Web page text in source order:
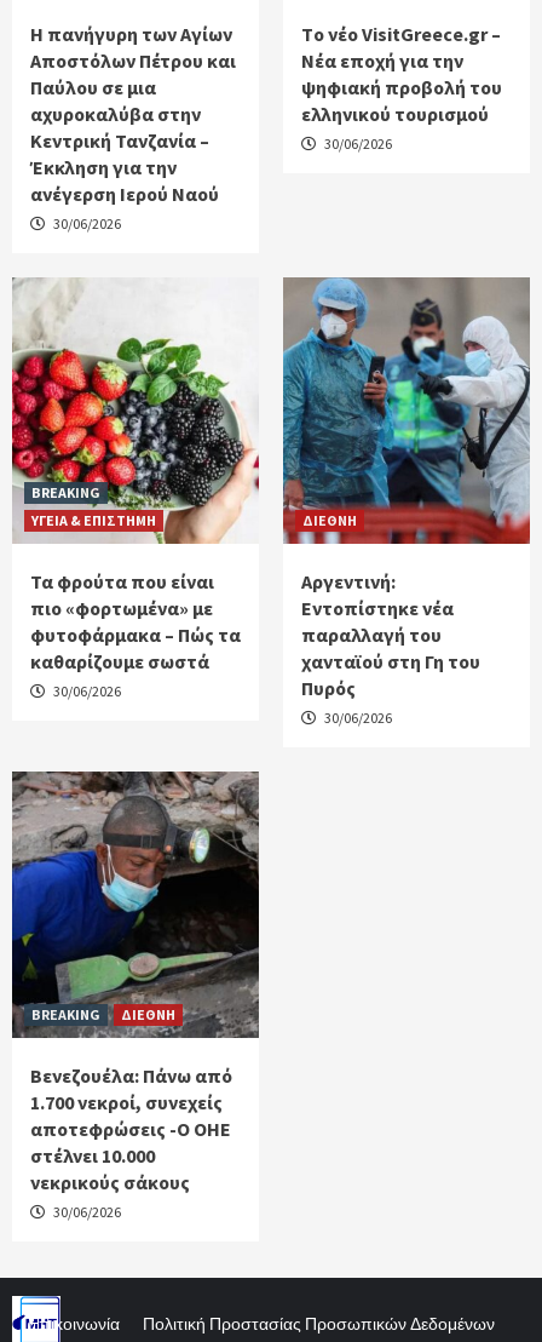
Η πανήγυρη των Αγίων
Αποστόλων Πέτρου και
Παύλου σε μια
αχυροκαλύβα στην
Κεντρική Τανζανία –
Έκκληση για την
ανέγερση Ιερού Ναού
30/06/2026
Tο νέο VisitGreece.gr –
Νέα εποχή για την
ψηφιακή προβολή του
ελληνικού τουρισμού
30/06/2026
BREAKING
ΥΓΕΙΑ & ΕΠΙΣΤΗΜΗ
Τα φρούτα που είναι
πιο «φορτωμένα» με
φυτοφάρμακα – Πώς τα
καθαρίζουμε σωστά
30/06/2026
ΔΙΕΘΝΗ
Αργεντινή:
Εντοπίστηκε νέα
παραλλαγή του
χανταϊού στη Γη του
Πυρός
30/06/2026
BREAKING ΔΙΕΘΝΗ
Βενεζουέλα: Πάνω από
1.700 νεκροί, συνεχείς
αποτεφρώσεις -Ο ΟΗΕ
στέλνει 10.000
νεκρικούς σάκους
30/06/2026
Επικοινωνία Πολιτική Προστασίας Προσωπικών Δεδομένων